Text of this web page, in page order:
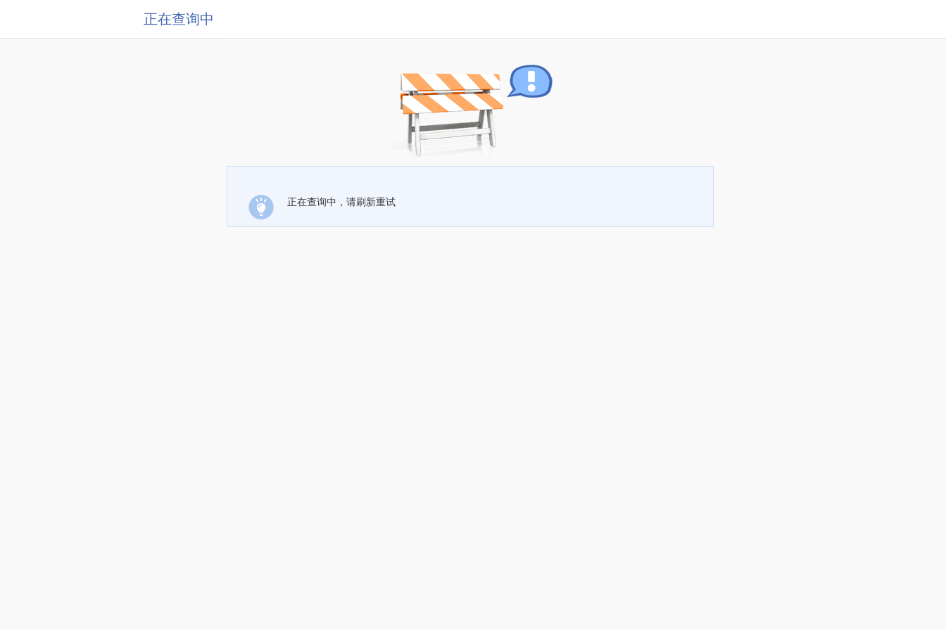
正在查询中
正在查询中，请刷新重试